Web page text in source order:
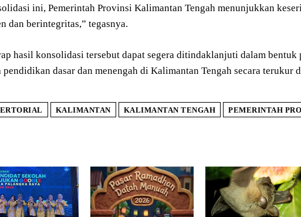
ini, Pemerintah Provinsi Kalimantan Tengah menunjukkan
dan berintegritas,” tegasnya.
hasil konsolidasi tersebut dapat segera ditindaklanjuti dalam bentuk
pendidikan dasar dan menengah di Kalimantan Tengah secara terukur
KALIMANTAN KALIMANTAN TENGAH PEMERINTAH